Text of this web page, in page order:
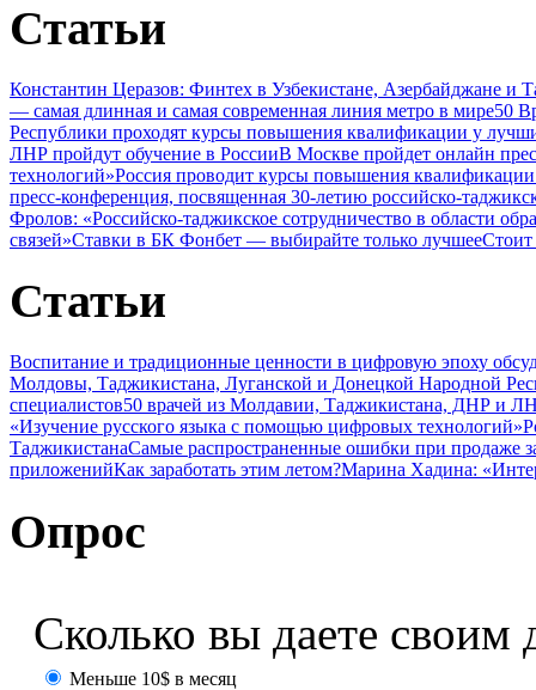
Статьи
Константин Церазов: Финтех в Узбекистане, Азербайджане
— самая длинная и самая современная линия метро в мире50
Республики проходят курсы повышения квалификации у
ЛНР пройдут обучение в РоссииВ Москве пройдет онлайн
технологий»Россия проводит курсы повышения квалификации
пресс-конференция, посвященная 30-летию российско-
Фролов: «Российско-таджикское сотрудничество в области
связей»Ставки в БК Фонбет — выбирайте только лучшееСтоит
Статьи
Воспитание и традиционные ценности в цифровую эпоху
Молдовы, Таджикистана, Луганской и Донецкой Народной
специалистов50 врачей из Молдавии, Таджикистана, ДНР и
«Изучение русского языка с помощью цифровых технологий»
ТаджикистанаСамые распространенные ошибки при продаже
приложенийКак заработать этим летом?Марина Хадина:
Опрос
Сколько вы даете своим
Меньше 10$ в месяц